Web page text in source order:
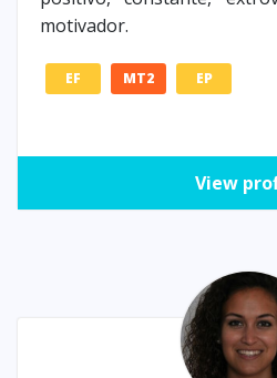
motivador.
EF MT2 EP
View